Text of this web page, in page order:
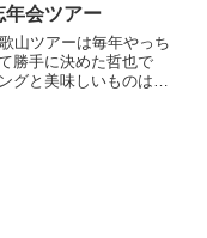
年会ツアー
山ツアーは毎年やっち
勝手に決めた哲也で
グと美味しいものは切